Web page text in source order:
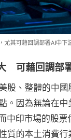
尤其可藉回調部署AI中下
可藉回調部
股、整體的中
。因為無論在中
中印市場的股票
質的本土消費